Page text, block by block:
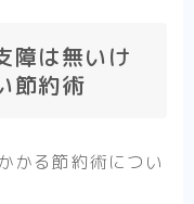
障は無いけ
節約術
かる節約術につい